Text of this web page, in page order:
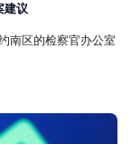
建议
南区的检察官办公室